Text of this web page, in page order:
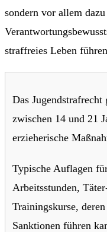
sondern vor allem
straffreies Leben
Das
zwischen 14 und 21
erzieherische
Typische Auflagen
Arbeitsstunden,
Trainingskurse,
Sanktionen führen